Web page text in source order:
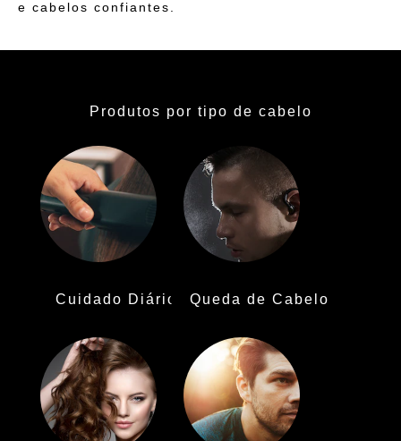
e cabelos confiantes.
Produtos por tipo de cabelo
Cuidado Diário Queda de Cabelo